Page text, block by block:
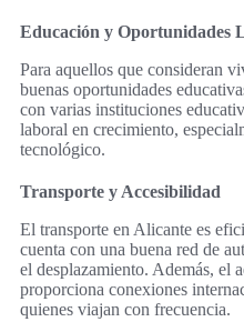
Educación y Oportunidades
Para aquellos que consideran
buenas oportunidades
con varias instituciones
laboral en crecimiento,
tecnológico.
Transporte y Accesibilidad
El transporte en Alicante es
cuenta con una buena red de
el desplazamiento. Además, el
proporciona conexiones
quienes viajan con frecuencia.